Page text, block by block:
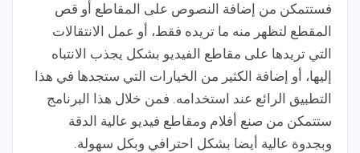
فستتمكن من إضافة النصوص على المقاطع أو قص
المقطع لتظهر منه ما تريده فقط، أو عمل الانتقالات
التي تريدها على مقاطع الفيديو بشكل يجذب الانتباه
إليها، أو إضافة الكثير من الخيارات التي ستجدها في هذا
التطبيق الرائع عند استخدامه. فمن خلال هذا البرنامج
ستتمكن من صنع أفلام ومقاطع فيديو عالية الدقة
وبجدوة عالية أيضا بشكل احترافي وبكل سهولة.